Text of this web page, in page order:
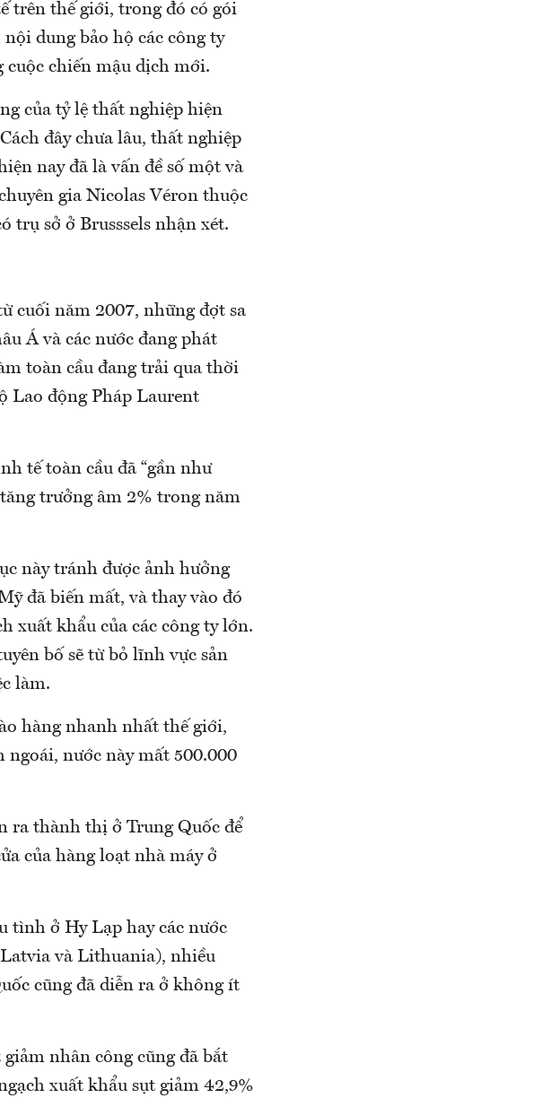
trên thế giới, trong đó có gói
dung bảo hộ các công ty
cuộc chiến mậu dịch mới.
của tỷ lệ thất nghiệp hiện
đây chưa lâu, thất nghiệp
nay đã là vấn đề số một và
gia Nicolas Véron thuộc
trụ sở ở Brusssels nhận xét.
cuối năm 2007, những đợt sa
Á và các nước đang phát
toàn cầu đang trải qua thời
Lao động Pháp Laurent
tế toàn cầu đã “gần như
trưởng âm 2% trong năm
này tránh được ảnh hưởng
đã biến mất, và thay vào đó
xuất khẩu của các công ty lớn.
bố sẽ từ bỏ lĩnh vực sản
làm.
hàng nhanh nhất thế giới,
nước này mất 500.000
ra thành thị ở Trung Quốc để
của hàng loạt nhà máy ở
tình ở Hy Lạp hay các nước
và Lithuania), nhiều
cũng đã diễn ra ở không ít
nhân công cũng đã bắt
xuất khẩu sụt giảm 42,9%